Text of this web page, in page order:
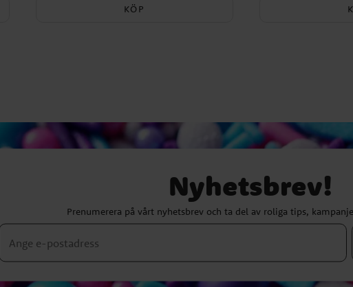
KÖP
Nyhetsbrev!
Prenumerera på vårt nyhetsbrev och ta del av roliga tips,